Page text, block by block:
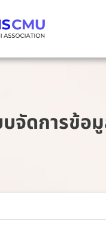
บจัดการข้อ